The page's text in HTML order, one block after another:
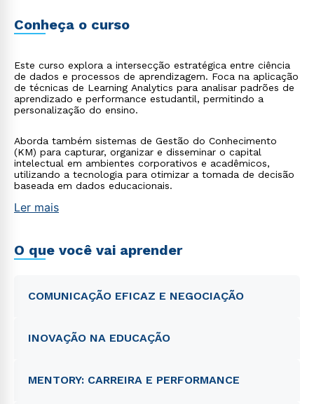
Conheça o curso
Este curso explora a intersecção estratégica entre ciência
de dados e processos de aprendizagem. Foca na aplicação
de técnicas de Learning Analytics para analisar padrões de
aprendizado e performance estudantil, permitindo a
personalização do ensino.
Aborda também sistemas de Gestão do Conhecimento
(KM) para capturar, organizar e disseminar o capital
intelectual em ambientes corporativos e acadêmicos,
utilizando a tecnologia para otimizar a tomada de decisão
baseada em dados educacionais.
Ler mais
O que você vai aprender
COMUNICAÇÃO EFICAZ E NEGOCIAÇÃO
INOVAÇÃO NA EDUCAÇÃO
MENTORY: CARREIRA E PERFORMANCE